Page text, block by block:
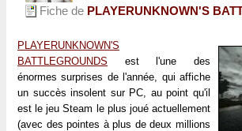
Fiche de PLAYERUNKNOWN'S
PLAYERUNKNOWN'S
BATTLEGROUNDS est l'une des
énormes surprises de l'année, qui affiche
un succès insolent sur PC, au point qu'il
est le jeu Steam le plus joué actuellement
(avec des pointes à plus de deux millions